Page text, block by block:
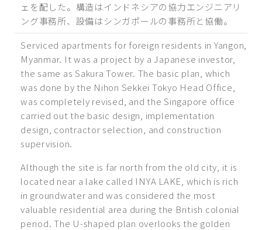
ェを配した。構造はインドネシアの協力エンジニアリ
ング事務所、設備はシンガポールの事務所と協働。
Serviced apartments for foreign residents in Yangon,
Myanmar. It was a project by a Japanese investor,
the same as Sakura Tower. The basic plan, which
was done by the Nihon Sekkei Tokyo Head Office,
was completely revised, and the Singapore office
carried out the basic design, implementation
design, contractor selection, and construction
supervision.
Although the site is far north from the old city, it is
located near a lake called INYA LAKE, which is rich
in groundwater and was considered the most
valuable residential area during the British colonial
period. The U-shaped plan overlooks the golden